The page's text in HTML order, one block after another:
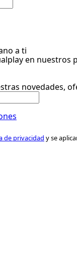
a ti
en nuestros
novedades,
de privacidad y se